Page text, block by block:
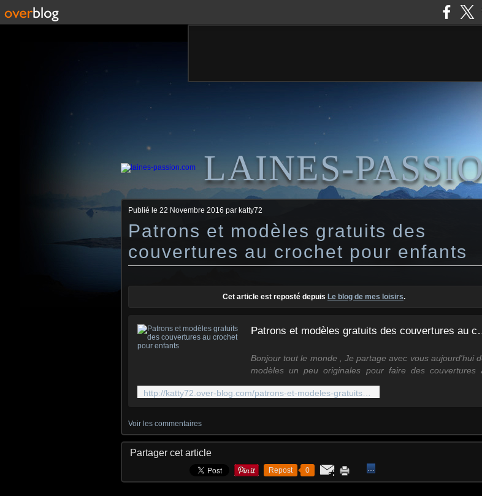
LAINES-
Publié le 22 Novembre 2016 par katty72
Patrons et modèles gratuits des
couvertures au crochet pour enfants
Cet article est reposté depuis Le blog de mes loisirs.
Patrons et
Bonjour tout le monde , Je partage avec vous aujourd'hui
modèles un peu originales pour faire des couvertures
marrants qui vont leurs faire plaisir et les aider à faire face
Vous pouvez tél
Voir les commentaires
Partager cet article
Repost 0 …